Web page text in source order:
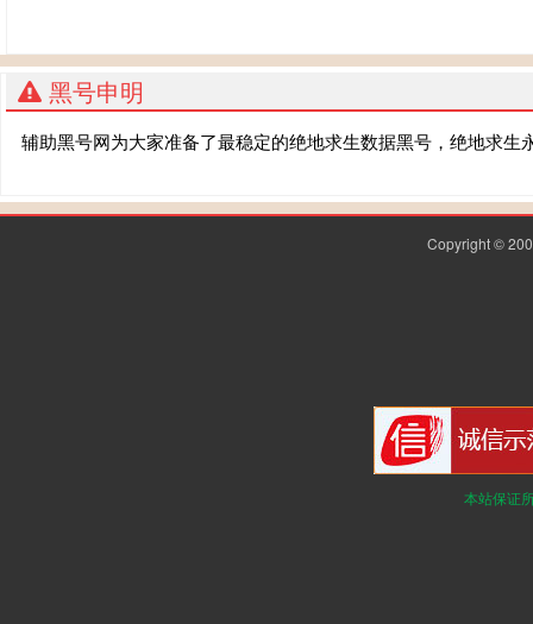
黑号申明
辅助黑号网为大家准备了最稳定的绝地求生数据黑号，绝地求
Copyright ©
本站保证